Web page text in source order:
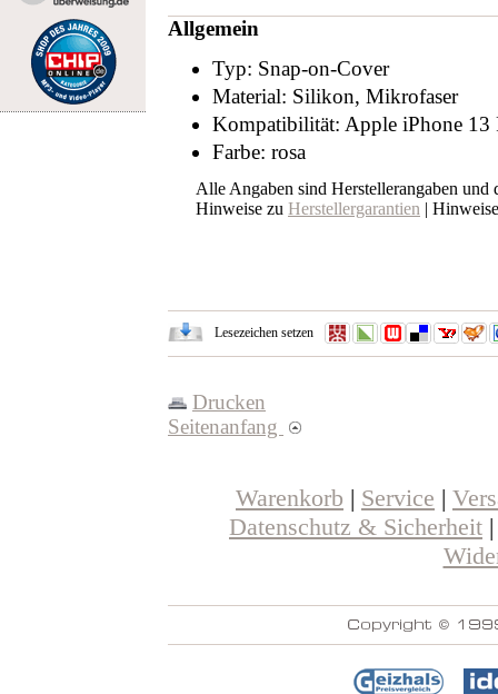
Allgemein
Typ: Snap-on-Cover
Material: Silikon, Mikrofaser
Kompatibilität: Apple iPhone 13
Farbe: rosa
Alle Angaben sind Herstellerangaben und
Hinweise zu Herstellergarantien |
Lesezeichen setzen
Drucken
Seitenanfang
Warenkorb | Service |
Datenschutz & Sicherheit